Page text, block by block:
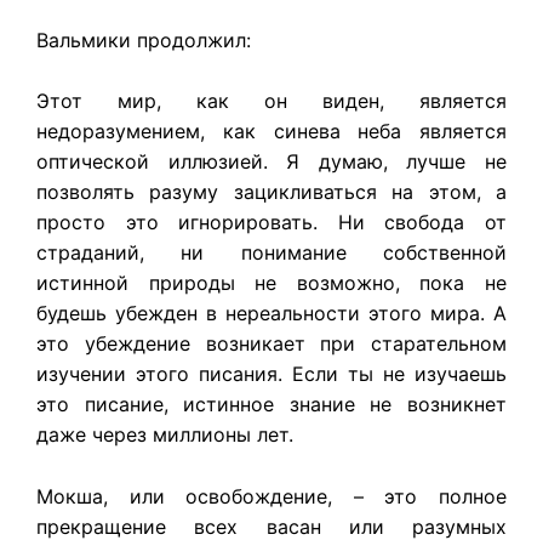
Вальмики продолжил:
Этот мир, как он виден, является
недоразумением, как синева неба является
оптической иллюзией. Я думаю, лучше не
позволять разуму зацикливаться на этом, а
просто это игнорировать. Ни свобода от
страданий, ни понимание собственной
истинной природы не возможно, пока не
будешь убежден в нереальности этого мира. А
это убеждение возникает при старательном
изучении этого писания. Если ты не изучаешь
это писание, истинное знание не возникнет
даже через миллионы лет.
Мокша, или освобождение, – это полное
прекращение всех васан или разумных